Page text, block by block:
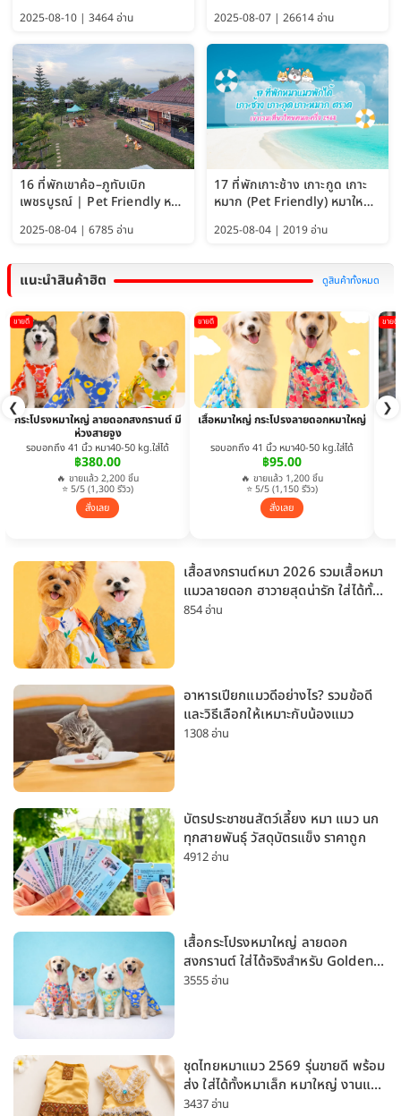
2025-08-10 | 3464 อ่าน
ได้
2025-08-07 | 26614 อ่าน
16 ที่พักเขาค้อ–ภูทับเบิก
เพชรบูรณ์ | Pet Friendly หมา
2025-08-04 | 6785 อ่าน
17 ที่พักเกาะช้าง เกาะกูด เกาะ
หมาก (Pet Friendly) หมาใหญ่
2025-08-04 | 2019 อ่าน
แนะนำสินค้าฮิต ดูสินค้าทั้งหมด
❮ ❯
ขายดี
กระโปรงหมาใหญ่ ลายดอกสงกรานต์ มี
ห่วงสายจูง
รอบอกถึง 41 นิ้ว หมา40-50 kg.ใส่ได้
฿380.00
🔥 ขายแล้ว 2,200 ชิ้น
⭐ 5/5 (1,300 รีวิว)
สั่งเลย
ขายดี
เสื้อหมาใหญ่ กระโปรงลายดอกหมาใหญ่
รอบอกถึง 41 นิ้ว หมา40-50 kg.ใส่ได้
฿95.00
🔥 ขายแล้ว 1,200 ชิ้น
⭐ 5/5 (1,150 รีวิว)
สั่งเลย
ขายดี
เสื้อสงกรานต์หมา 2026 รวมเสื้อหมา
แมวลายดอก ฮาวายสุดน่ารัก ใส่ได้ทั้ง
หมาเล็กและหมาใหญ่
854 อ่าน
อาหารเปียกแมวดีอย่างไร? รวมข้อดี
และวิธีเลือกให้เหมาะกับน้องแมว
1308 อ่าน
บัตรประชาชนสัตว์เลี้ยง หมา แมว นก
ทุกสายพันธุ์ วัสดุบัตรแข็ง ราคาถูก
4912 อ่าน
เสื้อกระโปรงหมาใหญ่ ลายดอก
สงกรานต์ ใส่ได้จริงสำหรับ Golden
Husky Labrador [อัปเดต 2026]
3555 อ่าน
ชุดไทยหมาแมว 2569 รุ่นขายดี พร้อม
ส่ง ใส่ได้ทั้งหมาเล็ก หมาใหญ่ งานแต่ง
สงกรานต์ ลอยกระทง
3437 อ่าน